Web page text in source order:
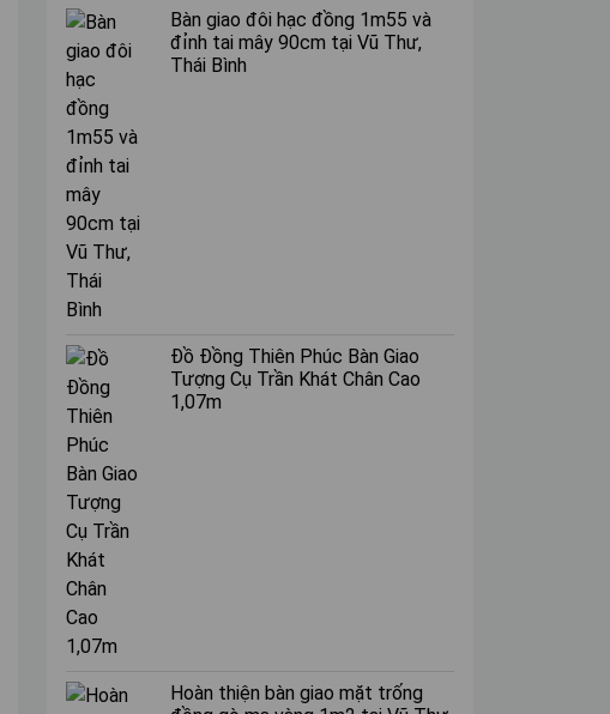
Bàn giao đôi hạc đồng 1m55 và
đỉnh tai mây 90cm tại Vũ Thư,
Thái Bình
Đồ Đồng Thiên Phúc Bàn Giao
Tượng Cụ Trần Khát Chân Cao
1,07m
Hoàn thiện bàn giao mặt trống